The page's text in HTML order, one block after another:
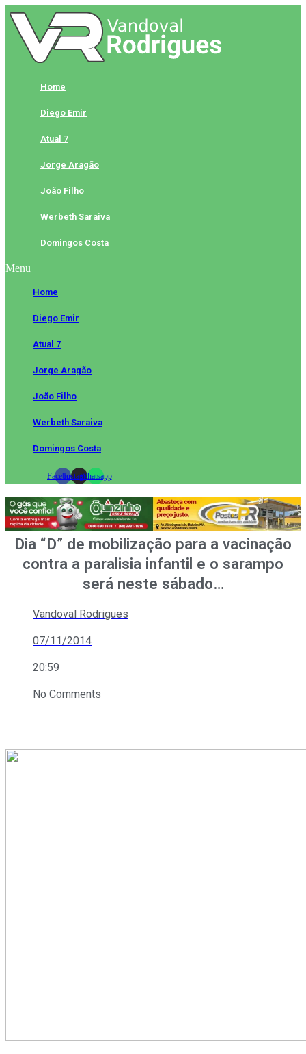
Skip
to
content
Home
Diego Emir
Atual 7
Jorge Aragão
João Filho
Werbeth Saraiva
Domingos Costa
Menu
Home
Diego Emir
Atual 7
Jorge Aragão
João Filho
Werbeth Saraiva
Domingos Costa
FacebookInstagramWhatsapp
Dia “D” de mobilização para a vacinação
contra a paralisia infantil e o sarampo
será neste sábado…
Vandoval Rodrigues
07/11/2014
20:59
No Comments